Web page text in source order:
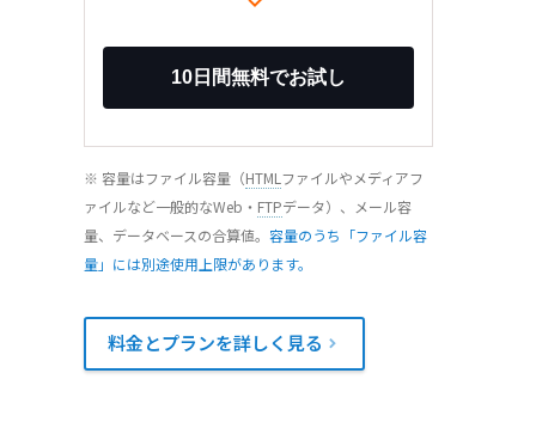
※ 容量はファイル容量（HTML ファイルやメディアフ
ァイルなど一般的なWeb・ FTPデータ）、メール容
量、データベースの合算値。 容量のうち「ファイル容
量」には別途使用上限があります。
料金とプランを詳しく見る